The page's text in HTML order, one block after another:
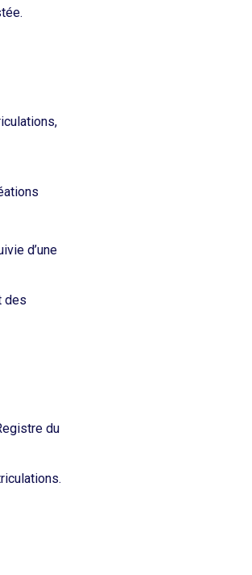
d’une
des
du